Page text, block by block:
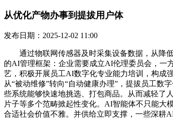
从优化产物办事到提拔用户体
发布日期：2025-12-02 11:00
通过物联网传感器及时采集设备数据，从降低
的AI管理框架：企业需要成立AI伦理委员会，一
艺，积极开展员工AI数字化专业能力培训，构成
从“被动维修”转向“自动健康办理”，提拔员工
些系统能够快速地挑选、打包商品。从而减轻了
片子等多个范畴掀起性变化。AI智能体不只能大
合适社会价值不雅。并供给立即支撑，一些深耕